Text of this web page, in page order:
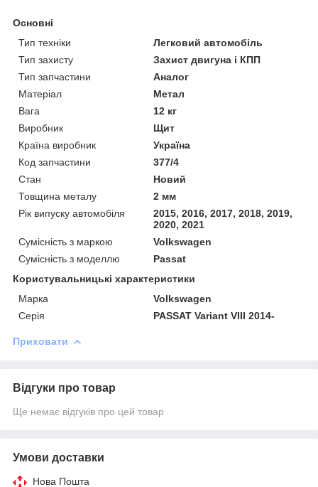
Основні
Тип техніки
Легковий автомобіль
Тип захисту
Захист двигуна і КПП
Тип запчастини
Аналог
Матеріал
Метал
Вага
12 кг
Виробник
Щит
Країна виробник
Україна
Код запчастини
377/4
Стан
Новий
Товщина металу
2 мм
Рік випуску автомобіля
2015, 2016, 2017, 2018, 2019,
2020, 2021
Сумісність з маркою
Volkswagen
Сумісність з моделлю
Passat
Користувальницькі характеристики
Марка
Volkswagen
Серія
PASSAT Variant VIII 2014-
Приховати
Відгуки про товар
Ще немає відгуків про цей товар
Умови доставки
Нова Пошта